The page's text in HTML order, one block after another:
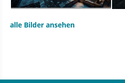
alle Bilder ansehen